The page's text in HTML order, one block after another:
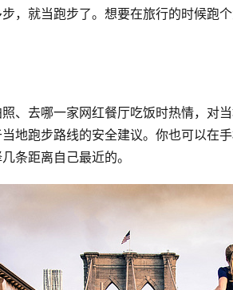
，就当跑步了。想要在旅行的时候跑
、去哪一家网红餐厅吃饭时热情，对
地跑步路线的安全建议。你也可以在
条距离自己最近的。